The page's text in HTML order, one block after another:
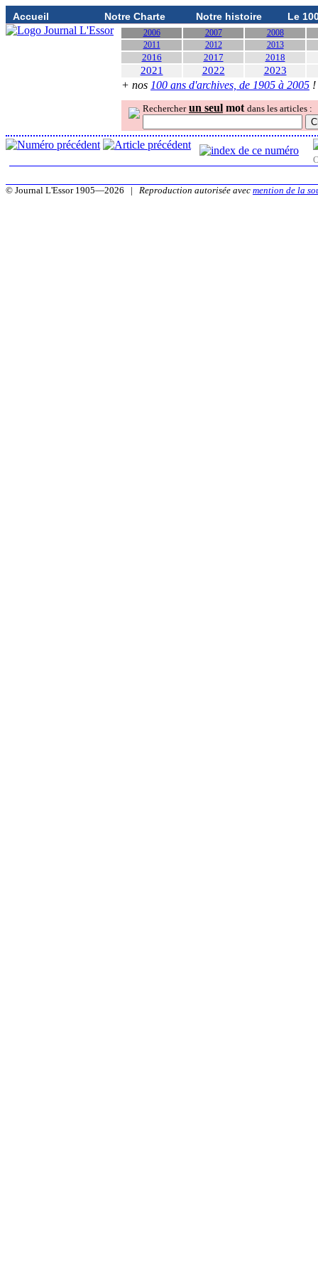
Accueil Notre Charte Notre histoire Le
2006 2007
2008
2011
2012 2013
2016 2017 2018
2021 2022 2023
+ nos 100 ans d'archives, de 1905 à 2005 !
Rechercher un seul mot dans les articles :
© Journal L'Essor 1905—2026 | Reproduction autorisée avec mention de la